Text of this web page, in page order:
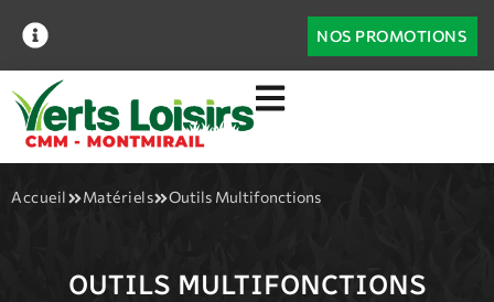
NOS PROMOTIONS
Accueil Matériels Outils Multifonctions
OUTILS MULTIFONCTIONS